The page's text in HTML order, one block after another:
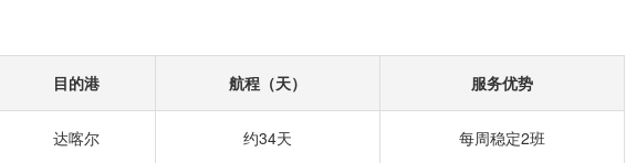
目的港 航程（天） 服务优势
达喀尔 约34天 每周稳定2班